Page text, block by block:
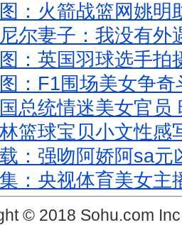
：火箭战篮网姚明
尔妻子：我没有外
：英国羽球选手拍
：F1围场美女争
总统情迷美女官员
篮球宝贝小文性感
：强吻阿娇阿sa元
：央视体育美女主
© 2018 Sohu.com